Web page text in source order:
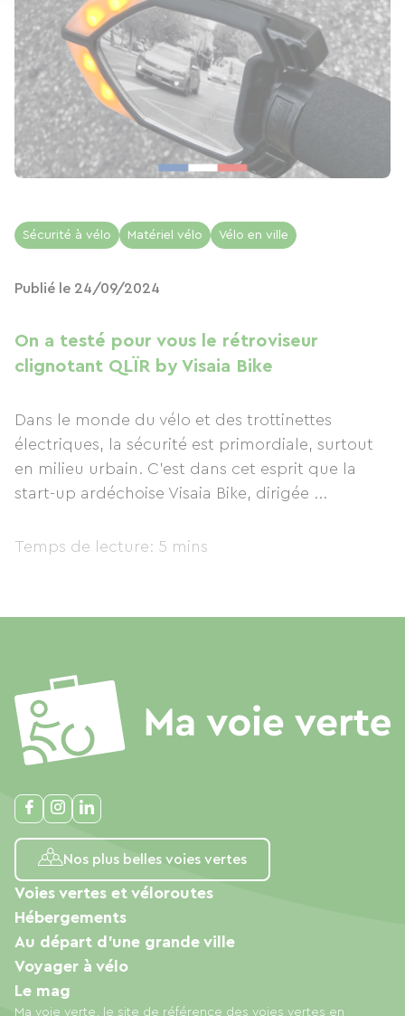
Sécurité à vélo Matériel vélo Vélo en ville
Publié le 24/09/2024
On a testé pour vous le rétroviseur
clignotant QLÏR by Visaia Bike
Dans le monde du vélo et des trottinettes
électriques, la sécurité est primordiale, surtout
en milieu urbain. C’est dans cet esprit que la
start-up ardéchoise Visaia Bike, dirigée ...
Temps de lecture: 5 mins
Nos plus belles voies vertes
Ma voie verte, le site de référence des voies vertes en
Voies vertes et véloroutes
Hébergements
Au départ d'une grande ville
Voyager à vélo
Le mag